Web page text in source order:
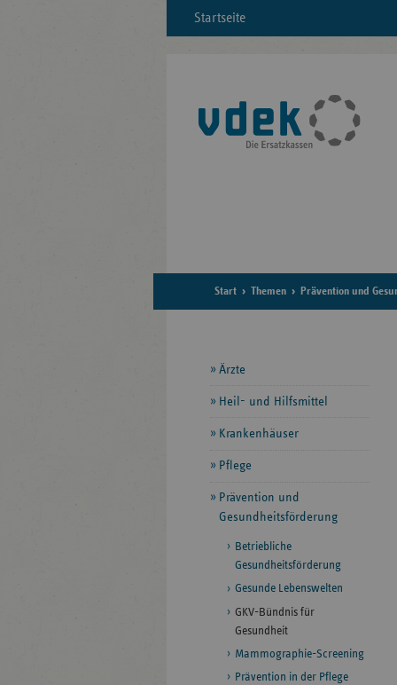
Startseite
Start Themen Prävention und
Seitennavigation
Ärzte
Heil- und Hilfsmittel
Krankenhäuser
Pflege
Prävention und
Gesundheitsförderung
Betriebliche
Gesundheitsförderung
Gesunde Lebenswelten
GKV-Bündnis für
Gesundheit
Mammographie-Screening
Prävention in der Pflege